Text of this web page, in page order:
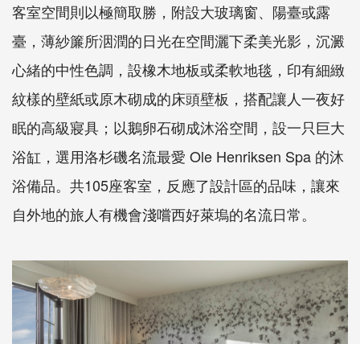
客室空間則以極簡取勝，附設大玻璃窗、陽臺或露
臺，薄紗簾所洇潤的日光在空間灑下柔美光影，沉澱
心緒的中性色調，設橡木地板或柔軟地毯，印有細緻
紋樣的壁紙或原木砌成的床頭壁板，搭配讓人一夜好
眠的高級寢具；以鵝卵石砌成沐浴空間，設一只巨大
浴缸，選用洛杉磯名流最愛 Ole Henriksen Spa 的沐
浴備品。共105座客室，反應了設計區的品味，讓來
自外地的旅人有機會淺嚐西好萊塢的名流日常。